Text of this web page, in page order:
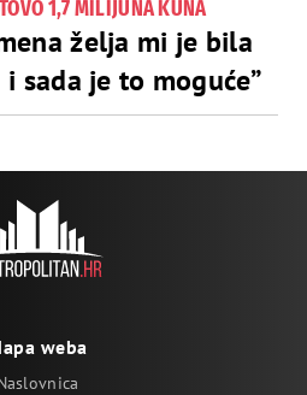
1,7 MILIJUNA KUNA
želja mi je bila
sada je to moguće”
weba